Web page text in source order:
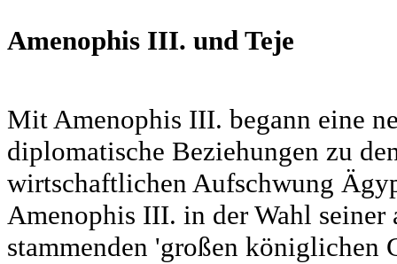
Amenophis III. und Teje
Mit Amenophis III. begann eine
diplomatische Beziehungen zu
wirtschaftlichen Aufschwung
Amenophis III. in der Wahl seiner
stammenden 'großen königlichen